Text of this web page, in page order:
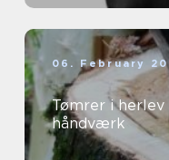
06. February
Tømrer i herlev kvalitet, funktion og godt
håndværk